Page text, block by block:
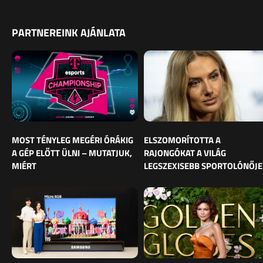
PARTNEREINK AJÁNLATA
MOST TÉNYLEG MEGÉRI ÓRÁKIG
A GÉP ELŐTT ÜLNI – MUTATJUK,
MIÉRT
ELSZOMORÍTOTTA A
RAJONGÓKAT A VILÁG
LEGSZEXISEBB SPORTOLÓNŐJE